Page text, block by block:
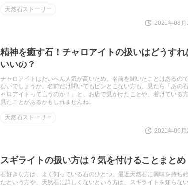
天然石ストーリー
2021年08月
精神を癒す石！チャロアイトの扱いはどうすれ
いいの？
チャロアイトはたいへん人気が高いため、名前を聞いたことはあるの
ないでしょうか。名前だけ聞いてもピンとこない方も、見たら「あの
ャロアイトって言うのか！」と、お店で見かけたことや、着けている
見たことがあるかもしれませんね。
天然石ストーリー
2021年06月
スギライトの扱い方は？気を付けることまとめ
石好きな方は、よく知っている石のひとつ。最近天然石に興味を持ち
たという方や、天然石に詳しくないという方は、スギライトを知らな